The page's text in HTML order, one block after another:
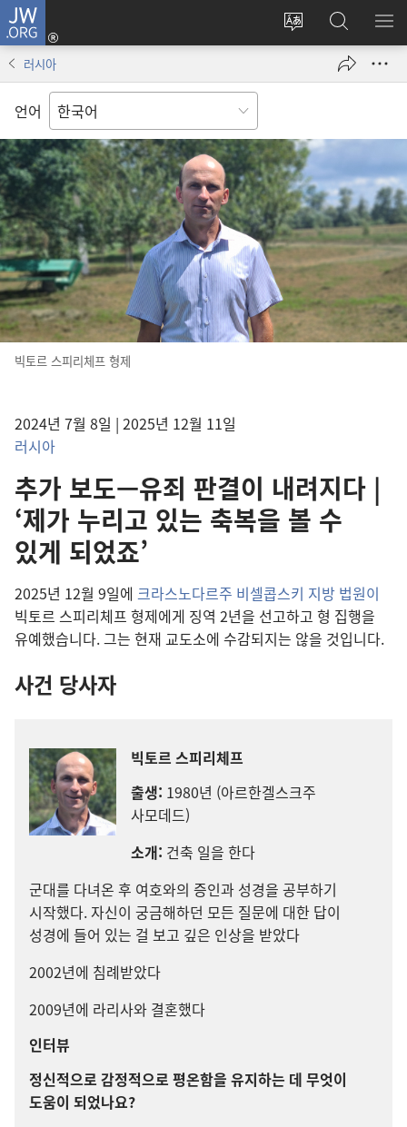
JW.ORG
사이트
변경
로그인
(새로운
열기)
JW.ORG
검색
메
러시아
언어
빅토르 스피리체프 형제
2024년 7월 8일 | 2025년 12월 11일
러시아
추가 보도—유죄 판결이 내려지다 |
‘제가 누리고 있는 축복을 볼 수
있게 되었죠’
2025년 12월 9일에 크라스노다르주 비셀콥스키 지방 법원이
빅토르 스피리체프 형제에게 징역 2년을 선고하고 형 집행을
유예했습니다. 그는 현재 교도소에 수감되지는 않을 것입니다.
사건 당사자
빅토르 스피리체프
출생: 1980년 (아르한겔스크주
사모데드)
소개: 건축 일을 한다
군대를 다녀온 후 여호와의 증인과 성경을 공부하기
시작했다. 자신이 궁금해하던 모든 질문에 대한 답이
성경에 들어 있는 걸 보고 깊은 인상을 받았다
2002년에 침례받았다
2009년에 라리사와 결혼했다
인터뷰
정신적으로 감정적으로 평온함을 유지하는 데 무엇이
도움이 되었나요?